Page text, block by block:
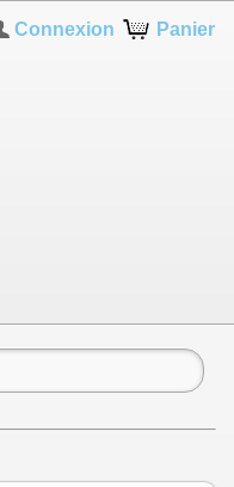
Panier
Connexion